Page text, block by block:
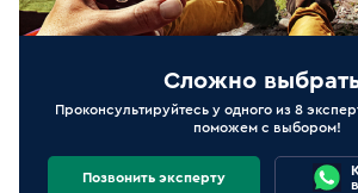
Сложно
Проконсультируйтесь у одного из 8
поможем с выбором!
Позвонить эксперту
в